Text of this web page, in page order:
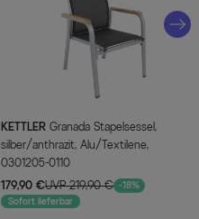
KETTLER
silber/anthrazit, Alu/Textilene,
0301205-0110
179,90 €UVP 219,90 € -18%
Sofort lieferbar